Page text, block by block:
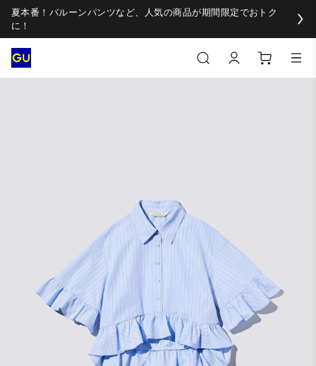
夏本番！バルーンパンツなど、人気の商品が期間限定でおトク
に！